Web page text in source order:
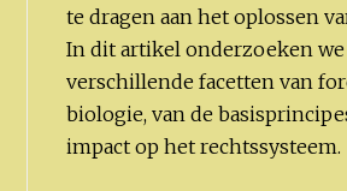
te dragen aan het oplossen
In dit artikel onderzoeken we
verschillende facetten van
biologie, van de
impact op het rechtssysteem.